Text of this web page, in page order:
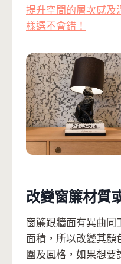
提升空間的層次感及
樣選不會錯！
改變窗簾材質
窗簾跟牆面有異曲同
面積，所以改變其顏
圍及風格，如果想